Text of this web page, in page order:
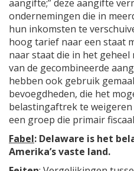
aangifte;” deze aangifte
ondernemingen die in
hun inkomsten te
hoog tarief naar een staat
naar staat die in het
van de gecombineerde
hebben ook gebruik
bevoegdheden, die het
belastingaftrek te
een groep die primair
Fabel: Delaware is het
Amerika’s vaste land.